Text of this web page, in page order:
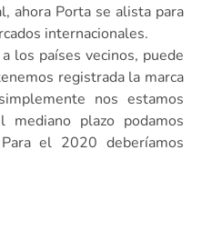
ahora Porta se alista para
internacionales.
los países vecinos, puede
registrada la marca
nos estamos
mediano plazo podamos
el 2020 deberíamos